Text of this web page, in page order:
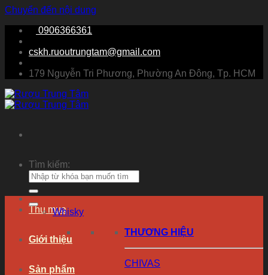
Chuyển đến nội dung
0906366361
cskh.ruoutrungtam@gmail.com
179 Nguyễn Tri Phương, Phường An Đông, Tp. HCM
Tìm kiếm:
Thu mua
Giới thiệu
Sản phẩm
Whisky
THƯƠNG HIỆU
CHIVAS